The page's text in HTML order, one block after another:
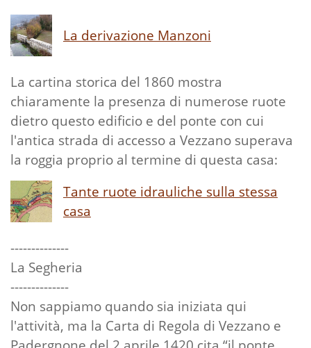
La derivazione Manzoni
La cartina storica del 1860 mostra
chiaramente la presenza di numerose ruote
dietro questo edificio e del ponte con cui
l'antica strada di accesso a Vezzano superava
la roggia proprio al termine di questa casa:
Tante ruote idrauliche sulla stessa
casa
--------------
La Segheria
--------------
Non sappiamo quando sia iniziata qui
l'attività, ma la Carta di Regola di Vezzano e